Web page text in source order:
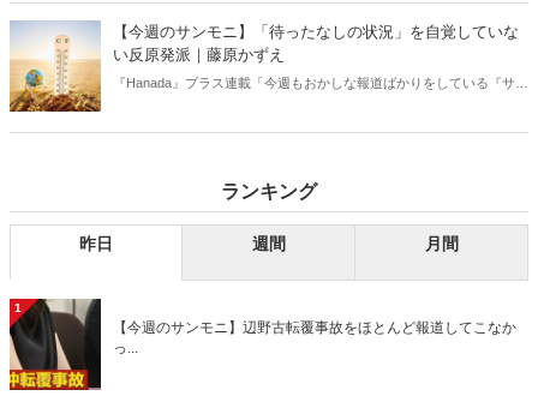
【今週のサンモニ】「待ったなしの状況」を自覚していな
い反原発派｜藤原かずえ
『Hanada』プラス連載「今週もおかしな報道ばかりをしている『サン
ランキング
昨日 週間 月間
1
【今週のサンモニ】辺野古転覆事故をほとんど報道してこなか
っ...